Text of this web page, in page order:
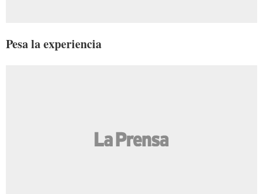
Pesa la experiencia